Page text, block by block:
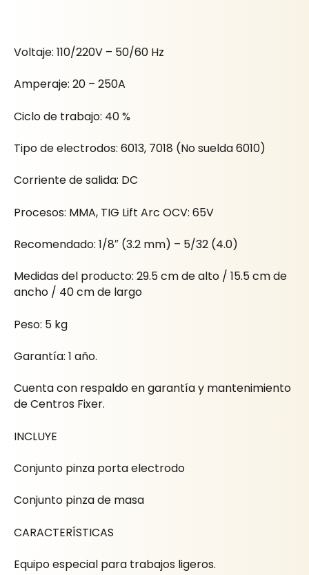
Voltaje: 110/220V – 50/60 Hz
Amperaje: 20 – 250A
Ciclo de trabajo: 40 %
Tipo de electrodos: 6013, 7018 (No suelda 6010)
Corriente de salida: DC
Procesos: MMA, TIG Lift Arc OCV: 65V
Recomendado: 1/8″ (3.2 mm) – 5/32 (4.0)
Medidas del producto: 29.5 cm de alto / 15.5 cm de
ancho / 40 cm de largo
Peso: 5 kg
Garantía: 1 año.
Cuenta con respaldo en garantía y mantenimiento
de Centros Fixer.
INCLUYE
Conjunto pinza porta electrodo
Conjunto pinza de masa
CARACTERÍSTICAS
Equipo especial para trabajos ligeros.